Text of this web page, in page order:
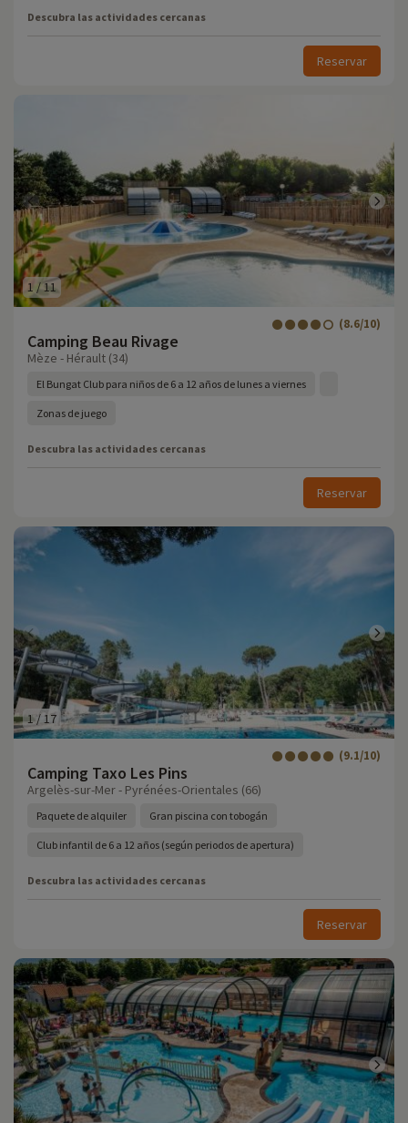
Descubra las actividades cercanas
Reservar
1 /11
Camping Beau Rivage
(8.6/10)
Mèze - Hérault (34)
El Bungat Club para niños de 6 a 12 años de lunes a viernes
Zonas de juego
Descubra las actividades cercanas
Reservar
1/17
Camping Taxo Les Pins
(9.1/10)
Argelès-sur-Mer - Pyrénées-Orientales (66)
Paquete de alquiler Gran piscina con tobogán
Club infantil de 6 a 12 años (según periodos de apertura)
Descubra las actividades cercanas
Reservar